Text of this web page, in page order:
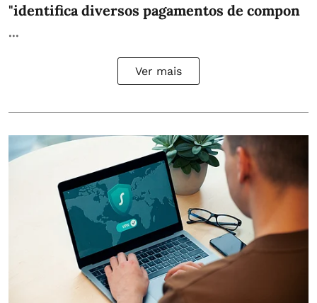
"identifica diversos pagamentos de compon
...
Ver mais